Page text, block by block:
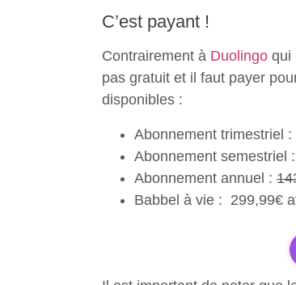
C’est payant !
Contrairement à Duolingo qui
pas gratuit et il faut payer
disponibles :
Abonnement trimestriel
Abonnement semestriel
Abonnement annuel :
Babbel à vie : 299,99€